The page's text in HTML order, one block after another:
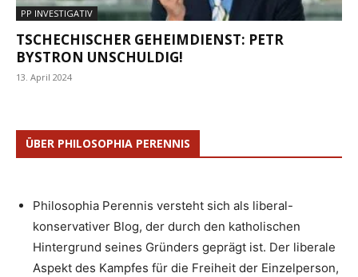
PP INVESTIGATIV
TSCHECHISCHER GEHEIMDIENST: PETR
BYSTRON UNSCHULDIG!
13. April 2024
ÜBER PHILOSOPHIA PERENNIS
Philosophia Perennis versteht sich als liberal-
konservativer Blog, der durch den katholischen
Hintergrund seines Gründers geprägt ist. Der liberale
Aspekt des Kampfes für die Freiheit der Einzelperson,